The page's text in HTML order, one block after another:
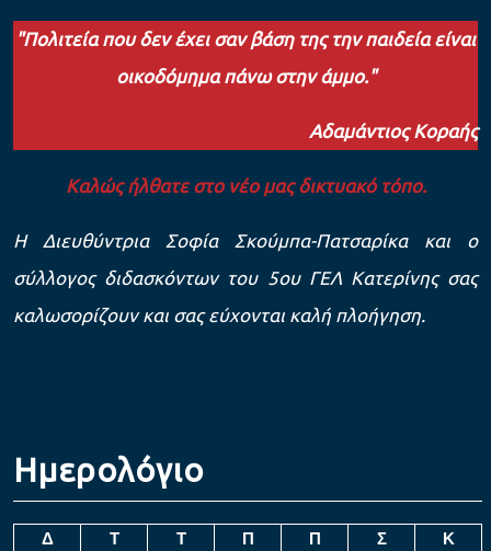
"Πολιτεία που δεν έχει σαν βάση της την παιδεία είναι
οικοδόμημα πάνω στην άμμο."
Αδαμάντιος Κοραής
Καλώς ήλθατε στο νέο μας δικτυακό τόπο.
Η Διευθύντρια Σοφία Σκούμπα-Πατσαρίκα και ο
σύλλογος διδασκόντων του 5ου ΓΕΛ Κατερίνης σας
καλωσορίζουν και σας εύχονται καλή πλοήγηση.
Ημερολόγιο
Δ Τ Τ Π Π Σ
Κ